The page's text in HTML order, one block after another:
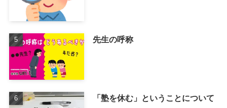
先生の呼称
「塾を休む」ということについて